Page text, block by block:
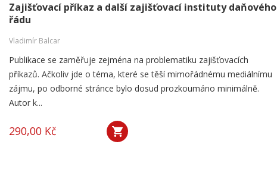
Zajišťovací příkaz a další zajišťovací instituty daňového
řádu
Vladimír Balcar
Publikace se zaměřuje zejména na problematiku zajišťovacích
příkazů. Ačkoliv jde o téma, které se těší mimořádnému mediálnímu
zájmu, po odborné stránce bylo dosud prozkoumáno minimálně.
Autor k...
290,00 Kč